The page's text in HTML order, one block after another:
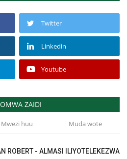
Twitter
Linkedin
Youtube
ZAIDI
Mwezi huu Muda wote
ROBERT - ALMASI ILIYOTELEKEZWA